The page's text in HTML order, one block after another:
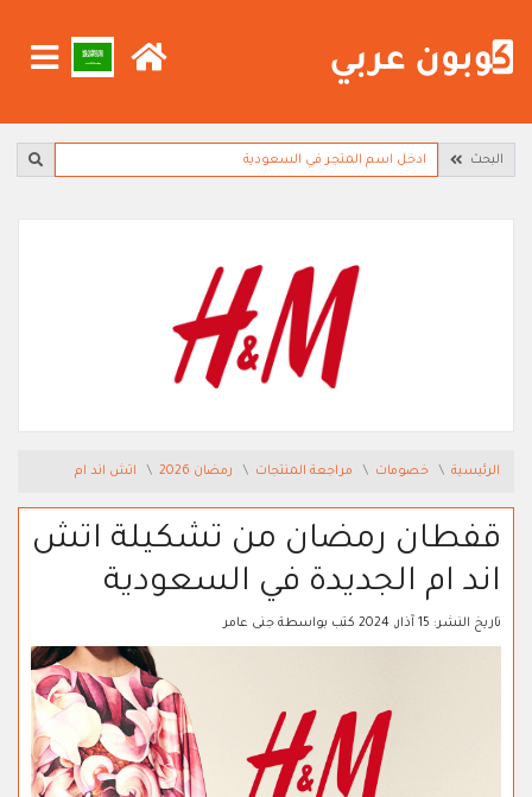
البحث
الرئيسية خصومات مراجعة المنتجات رمضان 2026 اتش اند ام
قفطان رمضان من تشكيلة اتش
اند ام الجديدة في السعودية
تاريخ النشر: 15 آذار, 2024 كتب بواسطة جنى عامر